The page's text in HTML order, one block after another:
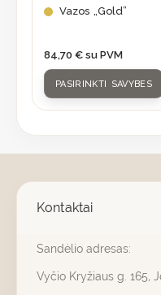
Vazos „Gold”
84,70 € su PVM
PASIRINKTI SAVYBES
may
chosen
on
the
product
Kontaktai
Sandėlio adresas:
Vyčio Kryžiaus g. 165,